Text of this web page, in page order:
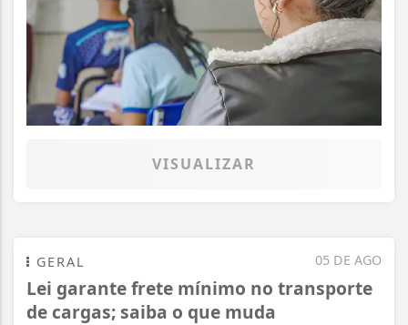
VISUALIZAR
05 DE AGO
GERAL
Lei garante frete mínimo no transporte
de cargas; saiba o que muda